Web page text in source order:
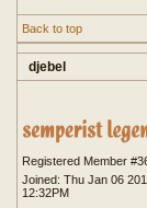
Back to top
djebel
Registered Member
Joined: Thu Jan 06
12:32PM